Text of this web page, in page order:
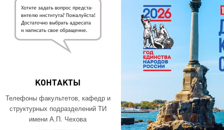
КОНТАКТЫ
Телефоны факультетов, кафедр и
структурных подразделений ТИ
имени А.П. Чехова